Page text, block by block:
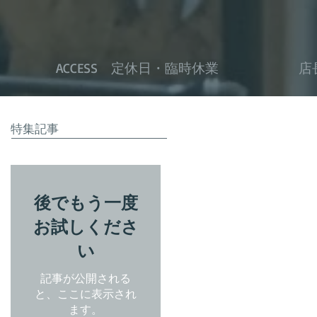
ACCESS 定休日・臨時休業 店
特集記事
後でもう一度
お試しくださ
い
記事が公開される
と、ここに表示され
ます。